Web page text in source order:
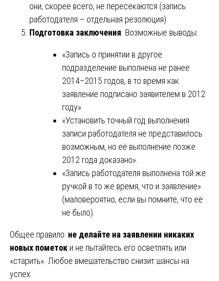
они, скорее всего, не пересекаются (запись
работодателя – отдельная резолюция).
Подготовка заключения . Возможные выводы:
«Запись о принятии в другое
подразделение выполнена не ранее
2014–2015 годов, в то время как
заявление подписано заявителем в 2012
году».
«Установить точный год выполнения
записи работодателя не представилось
возможным, но её выполнение позже
2012 года доказано».
«Запись работодателя выполнена той же
ручкой в то же время, что и заявление»
(маловероятно, если вы помните, что её
не было).
Общее правило: не делайте на заявлении никаких
новых пометок и не пытайтесь его осветлять или
«старить». Любое вмешательство снизит шансы на
успех.